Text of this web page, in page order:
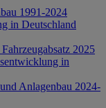
1991-2024
in Deutschland
2025
in
Anlagenbau 2024-